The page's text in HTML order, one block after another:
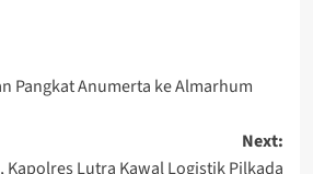
Pangkat Anumerta ke Almarhum
Next:
Kapolres Lutra Kawal Logistik Pilkada